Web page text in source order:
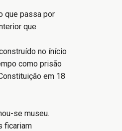
que passa por
que
no ínício
como prisão
em 18
se museu.
ficariam